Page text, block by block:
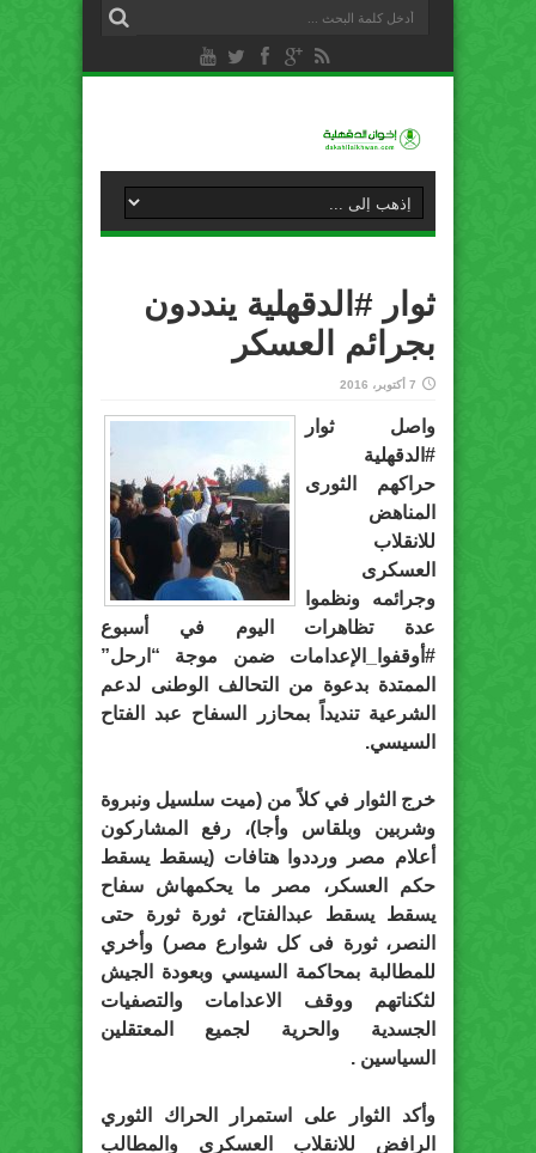
ثوار #الدقهلية ينددون
بجرائم العسكر
7 أكتوبر، 2016
واصل ثوار
#الدقهلية
حراكهم الثورى
المناهض
للانقلاب
العسكرى
وجرائمه ونظموا
عدة تظاهرات اليوم في أسبوع
#أوقفوا_الإعدامات ضمن موجة “ارحل”
الممتدة بدعوة من التحالف الوطنى لدعم
الشرعية تنديداً بمحازر السفاح عبد الفتاح
السيسي.
خرج الثوار في كلاً من (ميت سلسيل ونبروة
وشربين وبلقاس وأجا)، رفع المشاركون
أعلام مصر ورددوا هتافات (يسقط يسقط
حكم العسكر، مصر ما يحكمهاش سفاح
يسقط يسقط عبدالفتاح، ثورة ثورة حتى
النصر، ثورة فى كل شوارع مصر) وأخري
للمطالبة بمحاكمة السيسي وبعودة الجيش
لثكناتهم ووقف الاعدامات والتصفيات
الجسدية والحرية لجميع المعتقلين
السياسين .
وأكد الثوار على استمرار الحراك الثوري
الرافض للانقلاب العسكرى والمطالب